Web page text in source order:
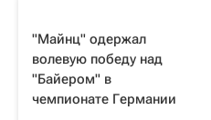
"Майнц" одержал
волевую победу над
"Байером" в
чемпионате Германии